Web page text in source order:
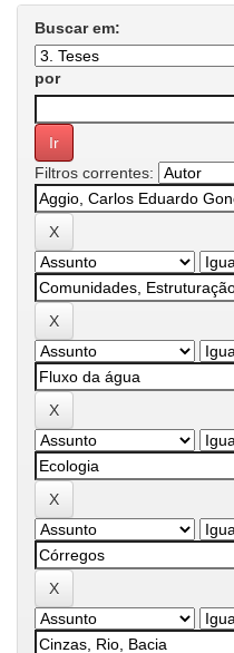
Buscar em:
por
Filtros correntes: